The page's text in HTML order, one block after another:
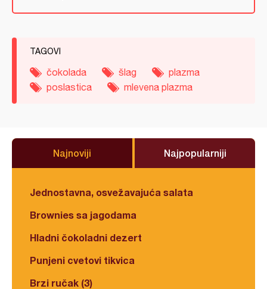
TAGOVI
čokolada šlag
plazma
poslastica
mlevena plazma
Najnoviji Najpopularniji
Jednostavna, osvežavajuća salata
Brownies sa jagodama
Hladni čokoladni dezert
Punjeni cvetovi tikvica
Brzi ručak (3)